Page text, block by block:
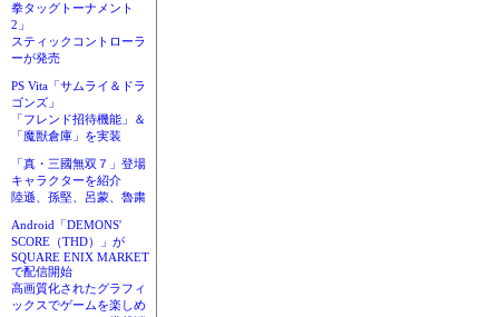
拳タッグトーナメント
2」
スティックコントローラ
ーが発売
PS Vita「サムライ＆ドラ
ゴンズ」
「フレンド招待機能」＆
「魔獣倉庫」を実装
「真・三國無双７」登場
キャラクターを紹介
陸遜、孫堅、呂蒙、魯粛
Android「DEMONS'
SCORE（THD）」が
SQUARE ENIX MARKET
で配信開始
高画質化されたグラフィ
ックスでゲームを楽しめ